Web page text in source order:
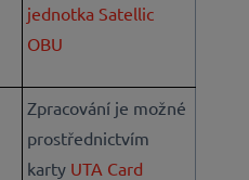
jednotka Satellic
OBU
Zpracování je možné
prostřednictvím
karty UTA Card